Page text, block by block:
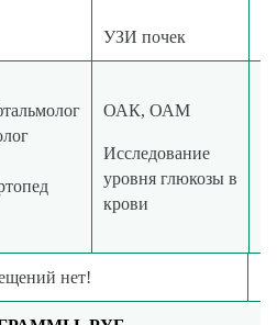
УЗИ почек
ОАК, ОАМ
Исследование
уровня глюкозы в
крови
нет!